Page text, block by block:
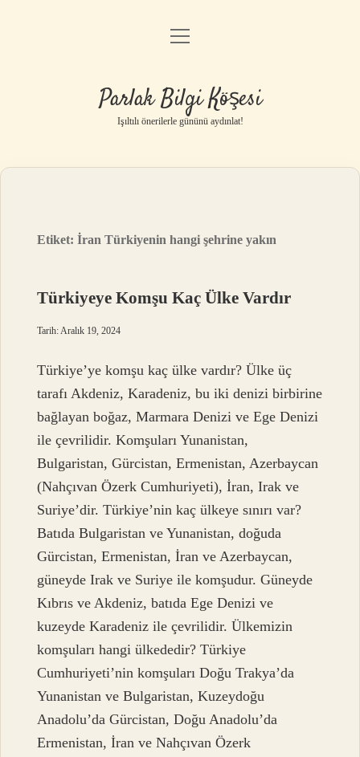
Anasayfa
Yasal Uyarı
menüyü
Parlak Bilgi Köşesi
Işıltılı önerilerle gününü aydınlat!
Etiket:İran Türkiyenin hangi şehrine yakın
Türkiyeye Komşu Kaç Ülke Vardır
Tarih: Aralık 19, 2024
Türkiye’ye komşu kaç ülke vardır? Ülke üç
tarafı Akdeniz, Karadeniz, bu iki denizi birbirine
bağlayan boğaz, Marmara Denizi ve Ege Denizi
ile çevrilidir. Komşuları Yunanistan,
Bulgaristan, Gürcistan, Ermenistan, Azerbaycan
(Nahçıvan Özerk Cumhuriyeti), İran, Irak ve
Suriye’dir. Türkiye’nin kaç ülkeye sınırı var?
Batıda Bulgaristan ve Yunanistan, doğuda
Gürcistan, Ermenistan, İran ve Azerbaycan,
güneyde Irak ve Suriye ile komşudur. Güneyde
Kıbrıs ve Akdeniz, batıda Ege Denizi ve
kuzeyde Karadeniz ile çevrilidir. Ülkemizin
komşuları hangi ülkededir? Türkiye
Cumhuriyeti’nin komşuları Doğu Trakya’da
Yunanistan ve Bulgaristan, Kuzeydoğu
Anadolu’da Gürcistan, Doğu Anadolu’da
Ermenistan, İran ve Nahçıvan Özerk